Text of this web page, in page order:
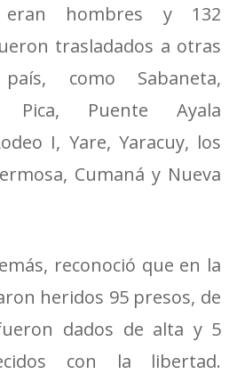
eran hombres y 132
trasladados a otras
como Sabaneta,
Pica, Puente Ayala
I, Yare, Yaracuy, los
Cumaná y Nueva
reconoció que en la
heridos 95 presos, de
dados de alta y 5
con la libertad.